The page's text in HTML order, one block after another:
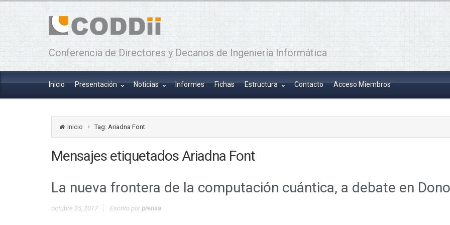
Conferencia de Directores y Decanos de Ingeniería Informática
Inicio Presentación Noticias Informes Fichas Estructura Contacto Acceso Miembros
Inicio Tag: Ariadna Font
Mensajes etiquetados Ariadna Font
La nueva frontera de la computación cuántica, a debate en
octubre 25, 2017 Escrito porprensa